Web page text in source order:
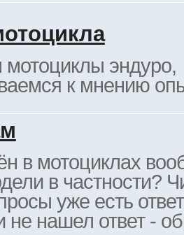
эндуро,
к мнению
в мотоциклах
в частности?
уже есть
не нашел ответ -